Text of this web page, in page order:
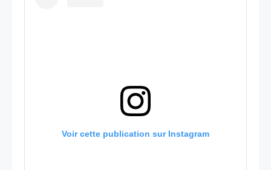
Voir cette publication sur Instagram